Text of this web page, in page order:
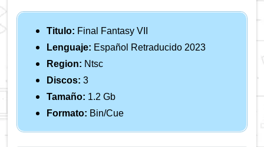
Titulo: Final Fantasy VII
Lenguaje: Español Retraducido 2023
Region: Ntsc
Discos: 3
Tamaño: 1.2 Gb
Formato: Bin/Cue